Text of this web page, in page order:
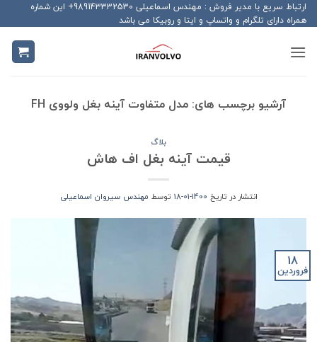
Skip
to
content
ارتباط سریع با مدیر فروش : مهندس اسماعیلی 989143332530+ این شماره
همراه دارای تلگرام و واتساپ و ایتا و روبیکا می باشد
آرشیو برچسب های: مدل متفاوت آینه بغل ولووی FH
بلاگ
قیمت آینه بغل اف هاش
انتشار در تاریخ 1400-01-18 توسط مهندس سیروان اسماعیلی
18
فروردین